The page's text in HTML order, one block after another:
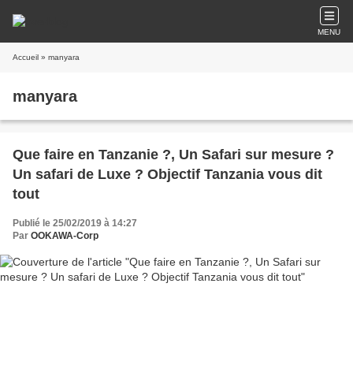
MENU
Accueil » manyara
manyara
Que faire en Tanzanie ?, Un Safari sur mesure ?
Un safari de Luxe ? Objectif Tanzania vous dit
tout
Publié le 25/02/2019 à 14:27
Par OOKAWA-Corp